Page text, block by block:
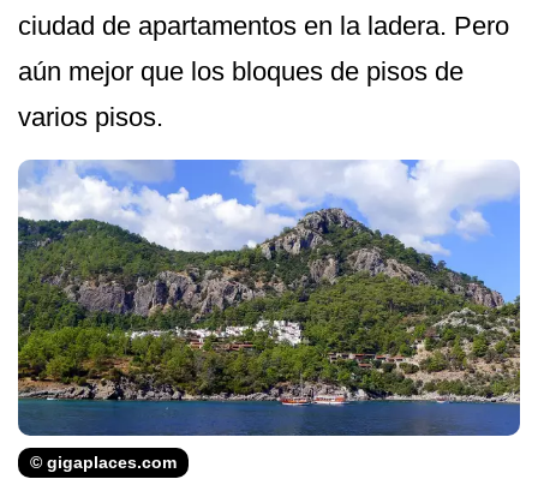
ciudad de apartamentos en la ladera. Pero
aún mejor que los bloques de pisos de
varios pisos.
© gigaplaces.com